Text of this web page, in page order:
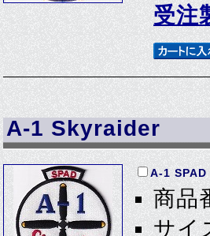
受注
A-1 Skyraider
A-1 SPAD
商品
サイ